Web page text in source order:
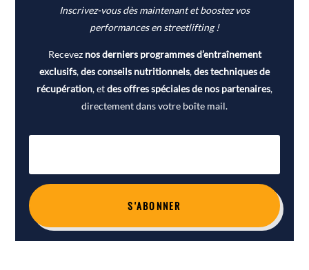
Inscrivez-vous dès maintenant et boostez vos
performances en streetlifting !
Recevez nos derniers programmes d’entraînement
exclusifs,des conseils nutritionnels,des techniques de
récupération, etdes offres spéciales de nos partenaires,
directement dans votre boîte mail.
S'ABONNER